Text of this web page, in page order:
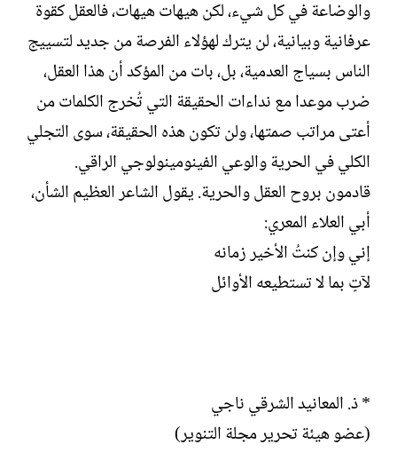
والوضاعة في كل شيء، لكن هيهات هيهات، فالعقل كقوة
عرفانية وبيانية، لن يترك لهؤلاء الفرصة من جديد لتسييج
الناس بسياج العدمية، بل، بات من المؤكد أن هذا العقل،
ضرب موعدا مع نداءات الحقيقة التي تُخرج الكلمات من
أعتى مراتب صمتها، ولن تكون هذه الحقيقة، سوى التجلي
الكلي في الحرية والوعي الفينومينولوجي الراقي.
قادمون بروح العقل والحرية. يقول الشاعر العظيم الشأن،
أبي العلاء المعري:
إني وإن كنتُ الأخير زمانه
لآتٍ بما لا تستطيعه الأوائل
* ذ. المعانيد الشرقي ناجي
(عضو هيئة تحرير مجلة التنوير)